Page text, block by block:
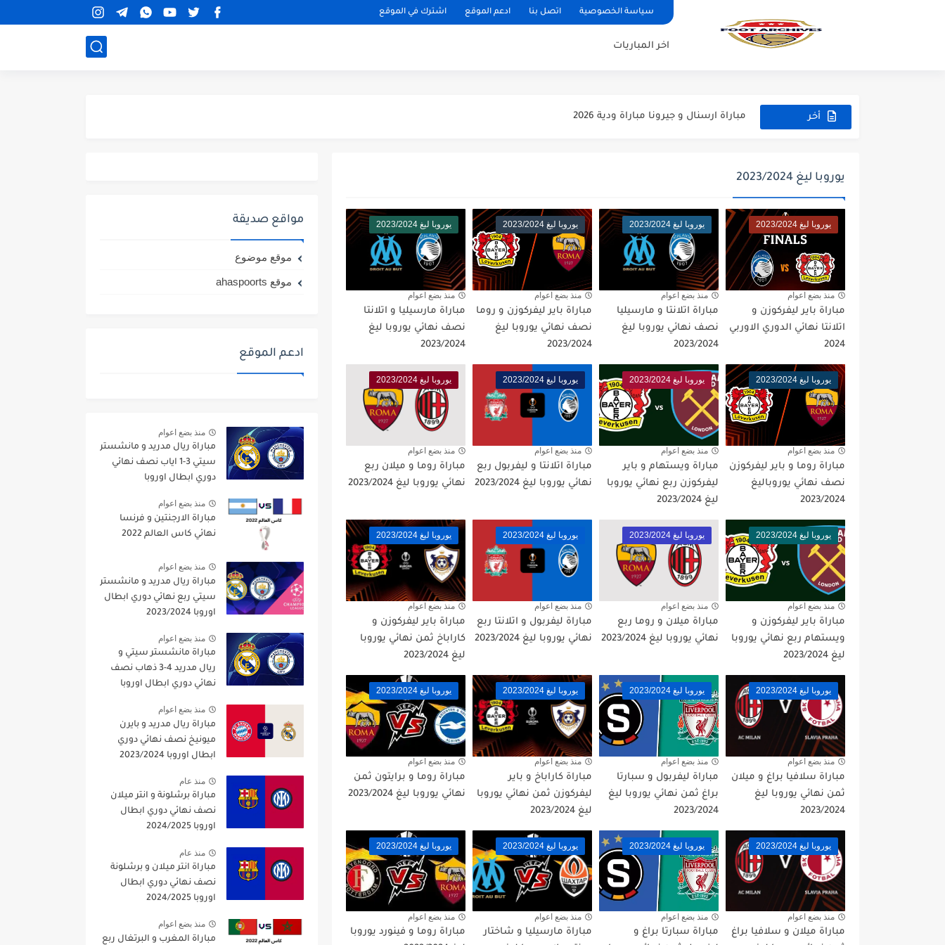
سياسة الخصوصية اتصل بنا ادعم الموقع اشترك في الموقع
اخر المباريات
أخر
مباراة تشيلسي و ويسترن سيدني مباراة ودية 2026
مباراة سيلتيك و ميلان مباراة ودية 2026
مباراة الارجنتين و اسبانيا نهائي كاس العالم 2026
مباراة انجلترا و فرنسا المركز الثالث كاس العالم 2026
مباراة الارجنتين و انجلترا نصف نهائي كاس العالم 2026
يوروبا ليغ 2023/2024
يوروبا ليغ 2023/2024
منذ بضع اعوام
مباراة باير ليفركوزن و
اتلانتا نهائي الدوري الاوربي
2024
يوروبا ليغ 2023/2024
منذ بضع اعوام
مباراة اتلانتا و مارسيليا
نصف نهائي يوروبا ليغ
2023/2024
يوروبا ليغ 2023/2024
منذ بضع اعوام
مباراة باير ليفركوزن و روما
نصف نهائي يوروبا ليغ
2023/2024
يوروبا ليغ 2023/2024
منذ بضع اعوام
مباراة مارسيليا و اتلانتا
نصف نهائي يوروبا ليغ
2023/2024
يوروبا ليغ 2023/2024
منذ بضع اعوام
مباراة روما و باير ليفركوزن
نصف نهائي يوروباليغ
2023/2024
يوروبا ليغ 2023/2024
منذ بضع اعوام
مباراة ويستهام و باير
ليفركوزن ربع نهائي يوروبا
ليغ 2023/2024
يوروبا ليغ 2023/2024
منذ بضع اعوام
مباراة اتلانتا و ليفربول ربع
نهائي يوروبا ليغ 2023/2024
يوروبا ليغ 2023/2024
منذ بضع اعوام
مباراة روما و ميلان ربع
نهائي يوروبا ليغ 2023/2024
يوروبا ليغ 2023/2024
منذ بضع اعوام
مباراة باير ليفركوزن و
ويستهام ربع نهائي يوروبا
ليغ 2023/2024
يوروبا ليغ 2023/2024
منذ بضع اعوام
مباراة ميلان و روما ربع
نهائي يوروبا ليغ 2023/2024
يوروبا ليغ 2023/2024
منذ بضع اعوام
مباراة ليفربول و اتلانتا ربع
نهائي يوروبا ليغ 2023/2024
يوروبا ليغ 2023/2024
منذ بضع اعوام
مباراة باير ليفركوزن و
كاراباخ ثمن نهائي يوروبا
ليغ 2023/2024
يوروبا ليغ 2023/2024
منذ بضع اعوام
مباراة سلافيا براغ و ميلان
ثمن نهائي يوروبا ليغ
2023/2024
يوروبا ليغ 2023/2024
منذ بضع اعوام
مباراة ليفربول و سبارتا
براغ ثمن نهائي يوروبا ليغ
2023/2024
يوروبا ليغ 2023/2024
منذ بضع اعوام
مباراة كاراباخ و باير
ليفركوزن ثمن نهائي يوروبا
ليغ 2023/2024
يوروبا ليغ 2023/2024
منذ بضع اعوام
مباراة روما و برايتون ثمن
نهائي يوروبا ليغ 2023/2024
يوروبا ليغ 2023/2024
منذ بضع اعوام
مباراة ميلان و سلافيا براغ
يوروبا ليغ 2023/2024
منذ بضع اعوام
مباراة سبارتا براغ و
يوروبا ليغ 2023/2024
منذ بضع اعوام
مباراة مارسيليا و شاختار
يوروبا ليغ 2023/2024
منذ بضع اعوام
مباراة روما و فينورد يوروبا
مواقع صديقة
موقع موضوع
موقع ahaspoorts
ادعم الموقع
منذ بضع اعوام
مباراة ريال مدريد و مانشستر
سيتي 3-1 اياب نصف نهائي
دوري ابطال اوروبا
منذ بضع اعوام
مباراة الارجنتين و فرنسا
نهائي كاس العالم 2022
منذ بضع اعوام
مباراة ريال مدريد و مانشستر
سيتي ربع نهائي دوري ابطال
اوروبا 2023/2024
منذ بضع اعوام
مباراة مانشستر سيتي و
ريال مدريد 4-3 ذهاب نصف
نهائي دوري ابطال اوروبا
منذ بضع اعوام
مباراة ريال مدريد و بايرن
ميونيخ نصف نهائي دوري
ابطال اوروبا 2023/2024
منذ عام
مباراة برشلونة و انتر ميلان
نصف نهائي دوري ابطال
اوروبا 2024/2025
منذ عام
مباراة انتر ميلان و برشلونة
نصف نهائي دوري ابطال
اوروبا 2024/2025
منذ بضع اعوام
مباراة المغرب و البرتغال ربع